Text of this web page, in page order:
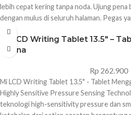
lebih cepat kering tanpa noda. Ujung pena
dengan mulus di seluruh halaman. Pegas
menekan bola ke lubang saat ditempatkan
memastikan penyegelan yang tepat,
kebocoran tinta. Pena tidak akan mudah
menekan tangan. Model produk:
Warna produk: hitam Jumlah produk:
produk: Pena gel isi ulang 0,5 mm
Mi LCD Writing Tablet 13.5″ –
Warna
Rp 262.900
Mi LCD Writing Tablet 13.5" - Tablet
Highly Sensitive Pressure Sensing
teknologi high-sensitivity pressure dan